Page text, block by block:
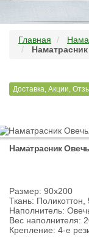
Главная
Доставка, Акции,
Наматрасник
Размер: 90х200
Ткань:
Наполнитель:
Вес наполнителя:
Крепление: 4-е